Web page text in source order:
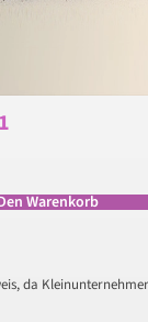
Warenkorb
da